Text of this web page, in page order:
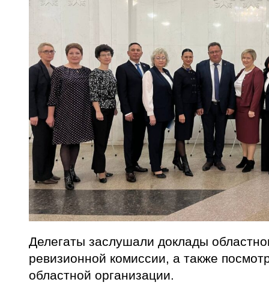
Делегаты заслушали доклады
ревизионной комиссии, а также
областной организации.